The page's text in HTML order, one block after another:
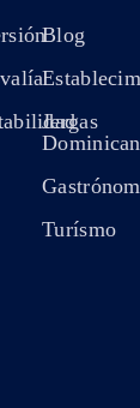
Blog
Jergas
Turísmo